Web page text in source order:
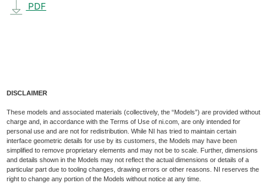
PDF
DISCLAIMER
These models and associated materials (collectively, the “Models”) are provided without
charge and, in accordance with the Terms of Use of ni.com, are only intended for
personal use and are not for redistribution. While NI has tried to maintain certain
interface geometric details for use by its customers, the Models may have been
simplified to remove proprietary elements and may not be to scale. Further, dimensions
and details shown in the Models may not reflect the actual dimensions or details of a
particular part due to tooling changes, drawing errors or other reasons. NI reserves the
right to change any portion of the Models without notice at any time.